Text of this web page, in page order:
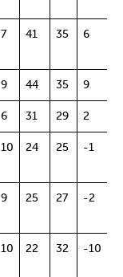
7 41 35 6
9 44 35 9
6 31 29 2
10 24 25 -1
9 25 27 -2
10 22 32 -10